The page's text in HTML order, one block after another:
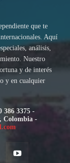
que te
Aquí
análisis,
Nuestro
y de interés
y en cualquier
386 3375 -
Colombia -